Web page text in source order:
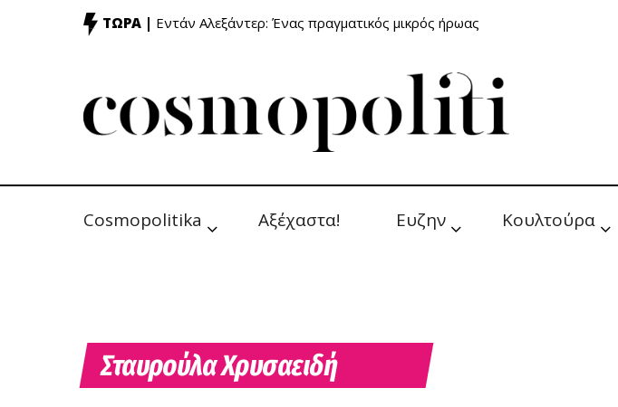
ΤΩΡΑ | Εντάν Αλεξάντερ: Ένας πραγματικός μικρός ήρωας
Cosmopolitika Αξέχαστα! Ευζην Κουλτούρα
Σταυρούλα Χρυσαειδή